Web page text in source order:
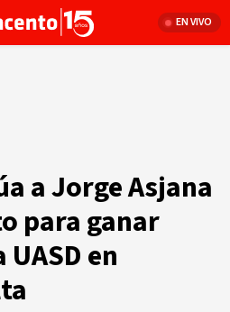
EN VIVO
a Jorge Asjana
para ganar
en